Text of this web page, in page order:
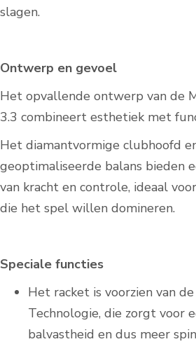
slagen.
Ontwerp en gevoel
Het opvallende ontwerp van de
3.3 combineert esthetiek met
Het diamantvormige clubhoofd
geoptimaliseerde balans bieden
van kracht en controle, ideaal
die het spel willen domineren.
Speciale functies
Het racket is voorzien van
Technologie, die zorgt voor
balvastheid en dus meer